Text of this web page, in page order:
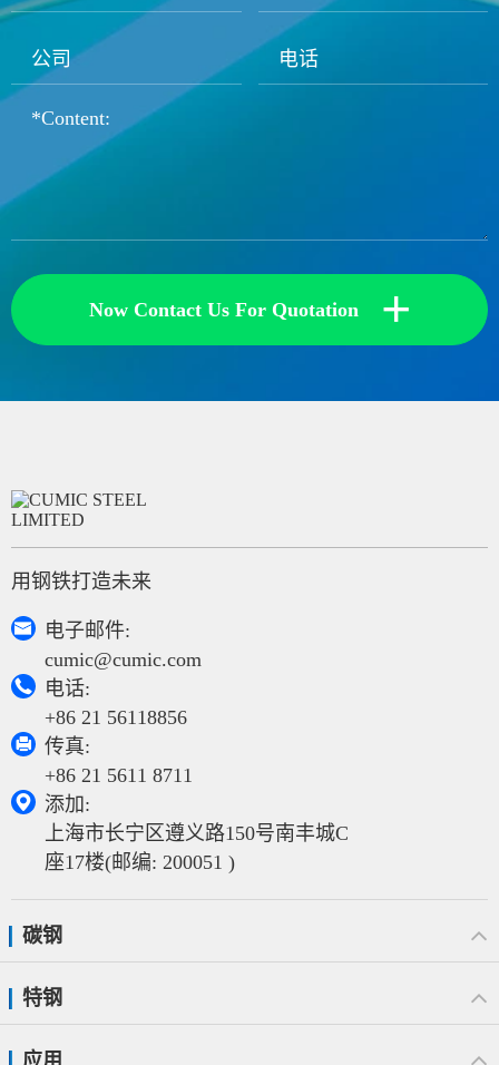
Now Contact Us For Quotation +
用钢铁打造未来

电子邮件:
cumic@cumic.com

电话:
+86 21 56118856

传真:
+86 21 5611 8711

添加:
上海市长宁区遵义路150号南丰城C
座17楼(邮编: 200051 )
碳钢
特钢